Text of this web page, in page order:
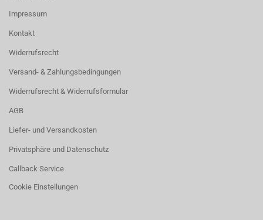
Impressum
Kontakt
Widerrufsrecht
Versand- & Zahlungsbedingungen
Widerrufsrecht & Widerrufsformular
AGB
Liefer- und Versandkosten
Privatsphäre und Datenschutz
Callback Service
Cookie Einstellungen